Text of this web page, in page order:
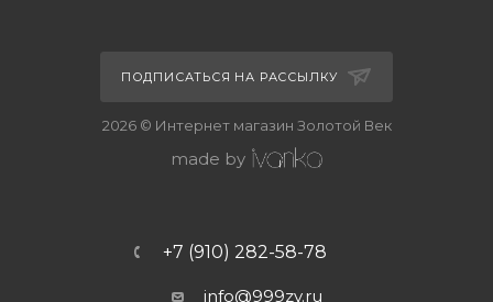
ПОДПИСАТЬСЯ НА РАССЫЛКУ
2026 © Интернет магазин Золотой Век
made by
+7 (910) 282-58-78
info@999zv.ru